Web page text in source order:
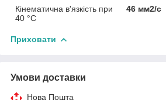
Кінематична в'язкість при
40 °С
46 мм2/с
Приховати
Умови доставки
Нова Пошта